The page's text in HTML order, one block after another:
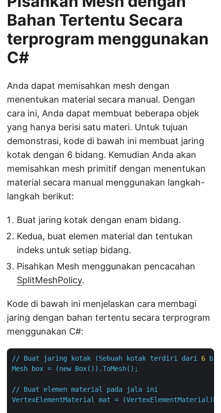
Bahan Tertentu Secara
terprogram menggunakan
C#
Anda dapat memisahkan mesh dengan
menentukan material secara manual. Dengan
cara ini, Anda dapat membuat beberapa objek
yang hanya berisi satu materi. Untuk tujuan
demonstrasi, kode di bawah ini membuat jaring
kotak dengan 6 bidang. Kemudian Anda akan
memisahkan mesh primitif dengan menentukan
material secara manual menggunakan langkah-
langkah berikut:
Buat jaring kotak dengan enam bidang.
Kedua, buat elemen material dan tentukan
indeks untuk setiap bidang.
Pisahkan Mesh menggunakan pencacahan
SplitMeshPolicy.
Kode di bawah ini menjelaskan cara membagi
jaring dengan bahan tertentu secara terprogram
menggunakan C#:
// Buat jaring kotak (Sebuah kotak terdiri dari 6
Mesh
box = (new Box()).ToMesh();
// Buat elemen material pada jala ini
VertexElementMaterial
mat =